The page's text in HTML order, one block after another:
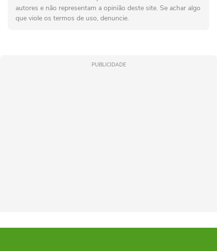
autores e não representam a opinião deste site. Se achar algo
que viole os termos de uso, denuncie.
PUBLICIDADE